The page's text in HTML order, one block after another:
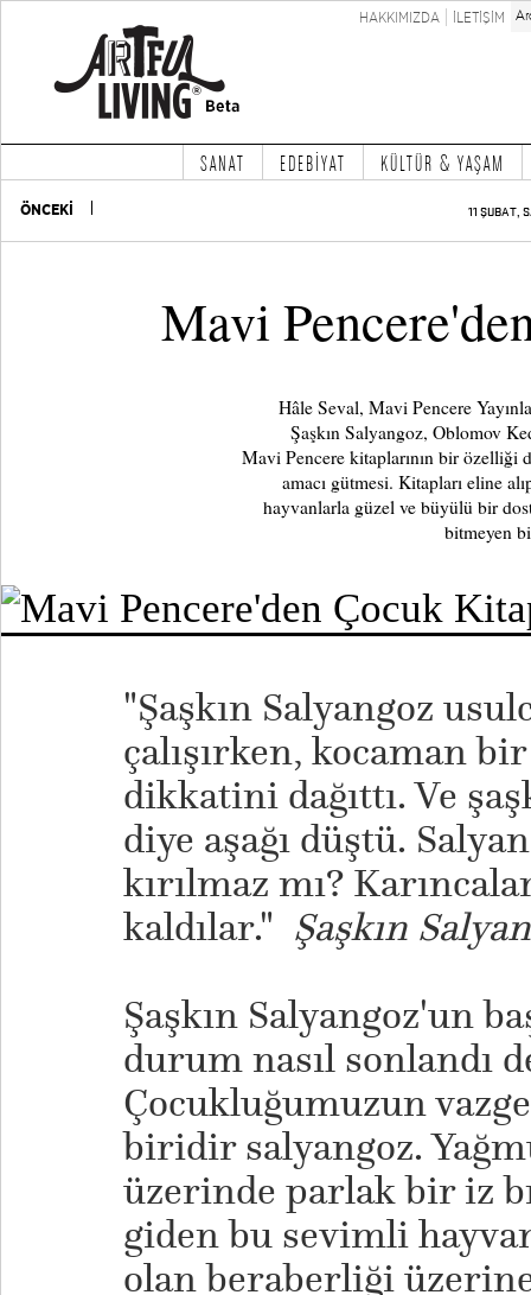
HAKKIMIZDA İLETİŞİM
SANAT EDEBİYAT KÜLTÜR & YAŞAM
ÖNCEKİ 11 ŞUBAT,
Mavi
Hâle Seval, Mavi Pencere
Şaşkın Salyangoz, Oblomov
Mavi Pencere kitaplarının bir özelliği
amacı gütmesi. Kitapları eline
hayvanlarla güzel ve büyülü bir
bitmeyen
"Şaşkın Salyangoz
çalışırken, kocaman
dikkatini dağıttı. Ve
diye aşağı düştü.
kırılmaz mı?
kaldılar." Şaşkın
Şaşkın Salyangoz'un
durum nasıl sonlandı
Çocukluğumuzun
biridir salyangoz.
üzerinde parlak bir iz
giden bu sevimli
olan beraberliği